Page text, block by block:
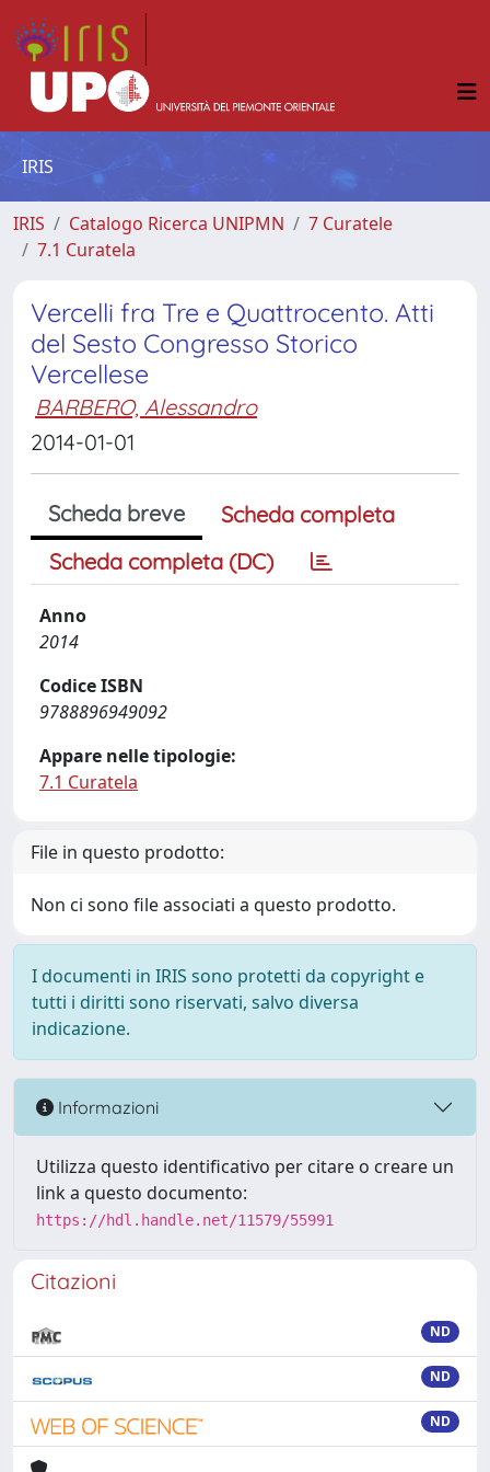
IRIS
IRIS Catalogo Ricerca UNIPMN
7 Curatele
7.1 Curatela
Vercelli fra Tre e Quattrocento. Atti
del Sesto Congresso Storico
Vercellese
BARBERO, Alessandro
2014-01-01
Scheda breve
Scheda completa
Scheda completa (DC)
Anno
2014
Codice ISBN
9788896949092
Appare nelle tipologie:
7.1 Curatela
File in questo prodotto:
Non ci sono file associati a questo prodotto.
I documenti in IRIS sono protetti da copyright e
tutti i diritti sono riservati, salvo diversa
indicazione.
Informazioni
Utilizza questo identificativo per citare o creare un
link a questo documento:
https://hdl.handle.net/11579/55991
Citazioni
ND
ND
ND